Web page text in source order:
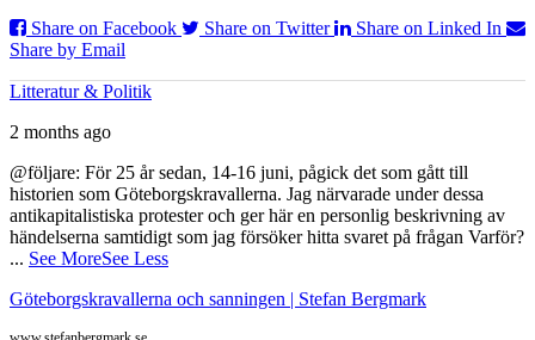
Share on Facebook
Share on Twitter
Share on Linked In
Share by Email
Litteratur & Politik
2 months ago
@följare: För 25 år sedan, 14-16 juni, pågick det som gått till
historien som Göteborgskravallerna. Jag närvarade under dessa
antikapitalistiska protester och ger här en personlig beskrivning av
händelserna samtidigt som jag försöker hitta svaret på frågan Varför?
... See MoreSee Less
Göteborgskravallerna och sanningen | Stefan Bergmark